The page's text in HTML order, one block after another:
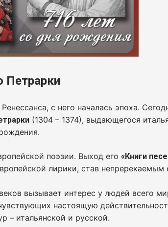
Петрарки
с него началась эпоха.
(1304 – 1374), выдающегося
поэзии. Выход его«Книги
лирики, став непререкаемым
вызывает интерес у людей всего
настоящую
– итальянской и русской.